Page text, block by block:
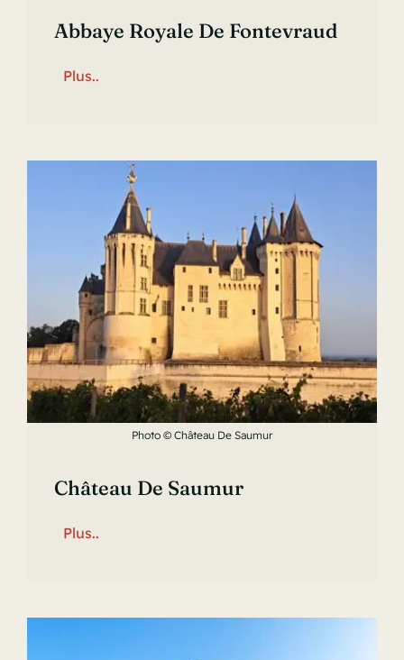
Abbaye Royale De Fontevraud
Plus..
Photo © Château De Saumur
Château De Saumur
Plus..